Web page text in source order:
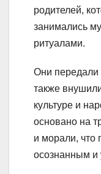
родителей,
занимались
ритуалами.
Они передали
также
культуре и
основано на
и морали, что
осознанным